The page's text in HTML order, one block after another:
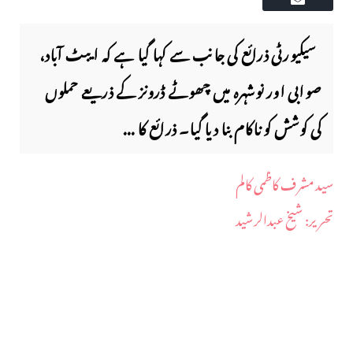
سیکیورٹی ذرائع کی جانب سے کہا گیا ہے کہ ایبٹ آباد،
صوابی اور نوشہرہ میں چھوٹے ڈرونز کے ذریعے حملوں
کی کوشش کو ناکام بنا دیا گیا۔ ذرائع کا ...
سید مشرف کاظمی کالم
​تحریر: شیخ عبدالرشید